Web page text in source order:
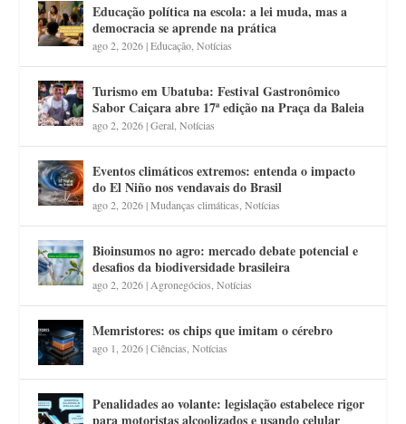
Educação política na escola: a lei muda, mas a
democracia se aprende na prática
ago 2, 2026|Educação ,Notícias
Turismo em Ubatuba: Festival Gastronômico
Sabor Caiçara abre 17ª edição na Praça da Baleia
ago 2, 2026|Geral ,Notícias
Eventos climáticos extremos: entenda o impacto
do El Niño nos vendavais do Brasil
ago 2, 2026|Mudanças climáticas ,Notícias
Bioinsumos no agro: mercado debate potencial e
desafios da biodiversidade brasileira
ago 2, 2026| Agronegócios ,Notícias
Memristores: os chips que imitam o cérebro
ago 1, 2026|Ciências ,Notícias
Penalidades ao volante: legislação estabelece rigor
para motoristas alcoolizados e usando celular